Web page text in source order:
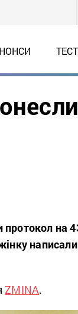
протокол на
написали
ZMINA.